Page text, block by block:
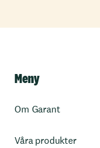
Meny
Om Garant
Våra produkter